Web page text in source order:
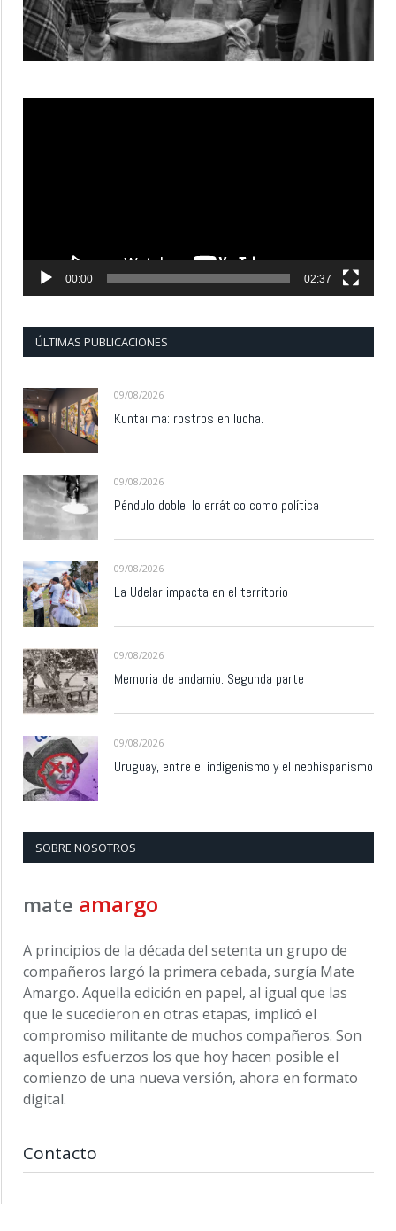
00:00 02:37
ÚLTIMAS PUBLICACIONES
09/08/2026
Kuntai ma: rostros en lucha.
09/08/2026
Péndulo doble: lo errático como política
09/08/2026
La Udelar impacta en el territorio
09/08/2026
Memoria de andamio. Segunda parte
09/08/2026
Uruguay, entre el indigenismo y el neohispanismo
SOBRE NOSOTROS
mate amargo
A principios de la década del setenta un grupo de
compañeros largó la primera cebada, surgía Mate
Amargo. Aquella edición en papel, al igual que las
que le sucedieron en otras etapas, implicó el
compromiso militante de muchos compañeros. Son
aquellos esfuerzos los que hoy hacen posible el
comienzo de una nueva versión, ahora en formato
digital.
Contacto